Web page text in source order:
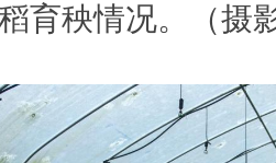
育秧情况。（摄